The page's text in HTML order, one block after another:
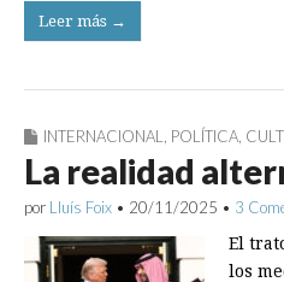
Leer más →
INTERNACIONAL POLÍTICA
La realidad
por Lluís Foix • 20/11/2025 • 3
El
los